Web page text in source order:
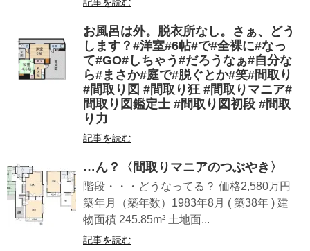
お風呂は外。脱衣所なし。さぁ、どう
します？#洋室#6帖#で#全裸に#なっ
て#GO#しちゃう#だろうなぁ#自分な
ら#まさか#庭で#脱ぐとか#笑#間取り
#間取り図 #間取り狂 #間取りマニア#
間取り図鑑定士 #間取り図初段 #間取
り力
記事を読む
…ん？〈間取りマニアのつぶやき〉
階段・・・どうなってる？ 価格2,580万円
築年月（築年数）1983年8月 ( 築38年 ) 建
物面積 245.85m² 土地面...
記事を読む